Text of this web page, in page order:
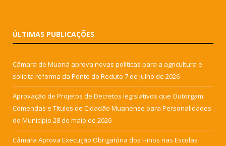
ÚLTIMAS PUBLICAÇÕES
Câmara de Muaná aprova novas políticas para a agricultura e
solicita reforma da Ponte do Reduto 7 de julho de 2026
Aprovação de Projetos de Decretos legislativos que Outorgam
Comendas e Títulos de Cidadão Muanense para Personalidades
do Município 28 de maio de 2026
Câmara Aprova Execução Obrigatória dos Hinos nas Escolas